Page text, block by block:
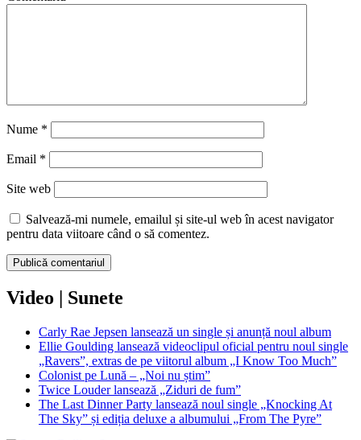
Nume *
Email *
Site web
Salvează-mi numele, emailul și site-ul web în acest navigator
pentru data viitoare când o să comentez.
Video | Sunete
Carly Rae Jepsen lansează un single și anunță noul album
Ellie Goulding lansează videoclipul oficial pentru noul single
„Ravers”, extras de pe viitorul album „I Know Too Much”
Colonist pe Lună – „Noi nu știm”
Twice Louder lansează „Ziduri de fum”
The Last Dinner Party lansează noul single „Knocking At
The Sky” și ediția deluxe a albumului „From The Pyre”